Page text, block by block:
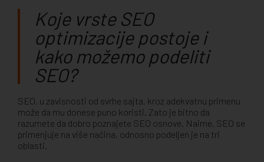
Koje vrste SEO
optimizacije postoje i
kako možemo podeliti
SEO?
SEO, u zavisnosti od svrhe sajta, kroz adekvatnu primenu
može da mu donese puno koristi. Zato je bitno da
razumete da dobro poznajete SEO osnove. Naime, SEO se
primenjuje na više načina, odnosno podeljen je na tri
oblasti.